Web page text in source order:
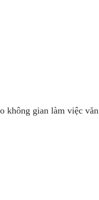
không gian làm việc văn